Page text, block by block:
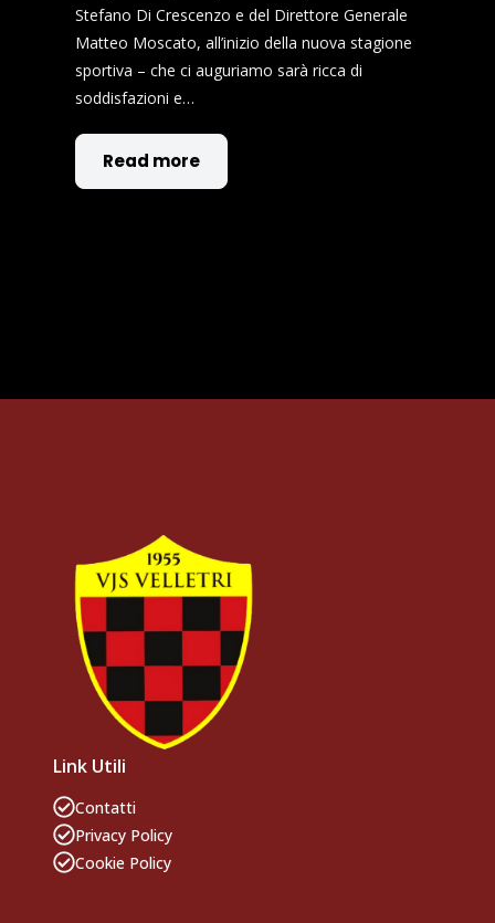
Stefano Di Crescenzo e del Direttore Generale
Matteo Moscato, all’inizio della nuova stagione
sportiva – che ci auguriamo sarà ricca di
soddisfazioni e…
Read more
Link Utili
Contatti
Privacy Policy
Cookie Policy